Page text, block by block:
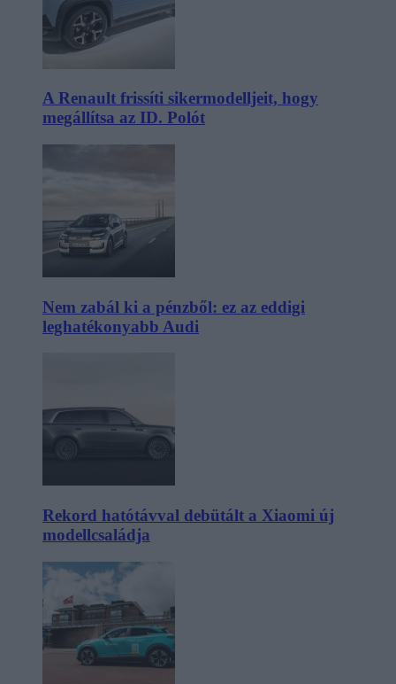
A Renault frissíti sikermodelljeit, hogy
megállítsa az ID. Polót
Nem zabál ki a pénzből: ez az eddigi
leghatékonyabb Audi
Rekord hatótávval debütált a Xiaomi új
modellcsaládja